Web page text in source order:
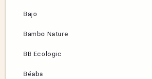
Bajo
Bambo Nature
BB Ecologic
Béaba